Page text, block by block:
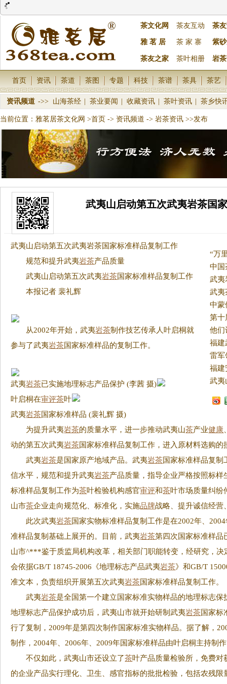
茶文化网 茶友互动 茶
雅 茗 居 茶 家 寨 紫
茶友之家 茶叶相册 岩
首页 资讯 茶道 茶图 专题 科技 茶谱 茶具 茶艺
资讯频道 ->> 山海茶经 茶业要闻 收藏资讯 茶叶资讯 茶乡快
当前位置： 雅茗居茶文化网 >首页 -> 资讯频道 -> 岩茶资讯 >>发布
武夷山启动第五次武夷岩茶国
中国
武夷
武夷
武夷山启动第五次武夷岩茶国家标准样品复制工作
规范和提升武夷岩茶产品质量
武夷山启动第五次武夷岩茶国家标准样品复制工作
本报记者 裴礼辉
从2002年开始，武夷岩茶制作技艺传承人叶启桐就
参与了武夷岩茶国家标准样品的复制工作。
武夷岩茶已实施地理标志产品保护 (李茜 摄)
叶启桐在审评茶叶
武夷岩茶国家标准样品 (裴礼辉 摄)
为提升武夷岩茶的质量水平，进一步推动武夷山茶产业健康
动的第五次武夷岩茶国家标准样品复制工作，进入原材料选购的
武夷岩茶是国家原产地域产品。武夷岩茶国家标准样品复
信水平，规范和提升武夷岩茶产品质量，指导企业严格按照标
标准样品复制工作为茶叶检验机构感官审评和茶叶市场质量纠纷
山市茶企业走向规范化、标准化，实施品牌战略、提升诚信经营
此次武夷岩茶国家实物标准样品复制工作是在2002年、
准样品复制基础上展开的。目前，武夷岩茶第四次国家标准样品
山市^***鉴于质监局机构改革，相关部门职能转变，经研究，决
会依据GB/T 18745-2006《地理标志产品武夷岩茶》和GB/T
准文本，负责组织开展第五次武夷岩茶国家标准样品复制工作。
武夷岩茶是全国第一个建立国家标准实物样品的地理标志保
地理标志产品保护成功后，武夷山市就开始研制武夷岩茶国家标
行了复制，2009年是第四次制作国家标准实物样品。据了解，
制作，2004年、2006年、2009年国家标准样品由叶启桐主持制
不仅如此，武夷山市还设立了茶叶产品质量检验所，免费
的企业产品实行理化、卫生、感官指标的批批检验，包括农残